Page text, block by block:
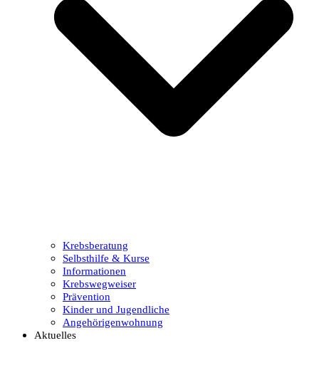
Krebsberatung
Selbsthilfe & Kurse
Informationen
Krebswegweiser
Prävention
Kinder und Jugendliche
Angehörigenwohnung
Aktuelles